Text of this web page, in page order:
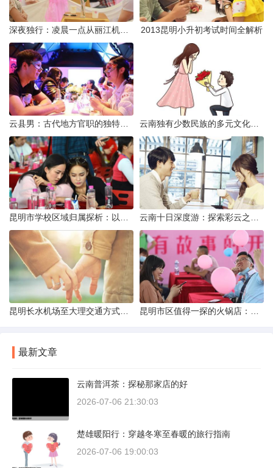
2013昆明小升初考试时间全解析
最新文章
云南普洱茶：探秘那家店的好
2026-07-06 21:30:03
楚雄暖阳行：穿越冬寒至春暖的旅行指南
2026-07-06 19:00:03